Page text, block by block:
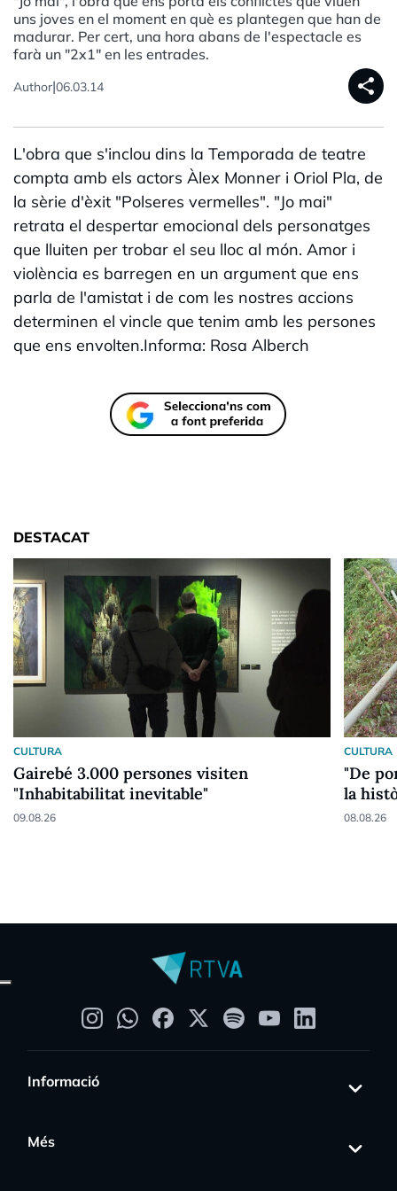
uns joves en el moment en què es plantegen que han de
madurar. Per cert, una hora abans de l'espectacle es
farà un "2x1" en les entrades.
Author|06.03.14 share
L'obra que s'inclou dins la Temporada de teatre
compta amb els actors Àlex Monner i Oriol Pla, de
la sèrie d'èxit "Polseres vermelles". "Jo mai"
retrata el despertar emocional dels personatges
que lluiten per trobar el seu lloc al món. Amor i
violència es barregen en un argument que ens
parla de l'amistat i de com les nostres accions
determinen el vincle que tenim amb les persones
que ens envolten.Informa: Rosa Alberch
DESTACAT
CULTURA
Gairebé 3.000 persones visiten
"Inhabitabilitat inevitable"
09.08.26
CULTURA
"De
la
08.08.26
Informació
Més